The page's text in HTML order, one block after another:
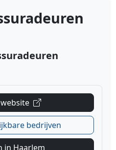
bedrijven
in Haarlem